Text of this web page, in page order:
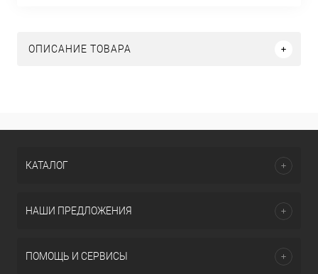
ОПИСАНИЕ ТОВАРА
КАТАЛОГ
НАШИ ПРЕДЛОЖЕНИЯ
ПОМОЩЬ И СЕРВИСЫ